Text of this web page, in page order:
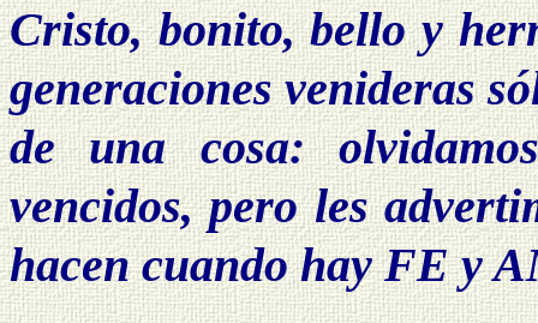
Cristo, bonito, bello y
generaciones venideras
de una cosa:
vencidos, pero les
hacen cuando hay FE y